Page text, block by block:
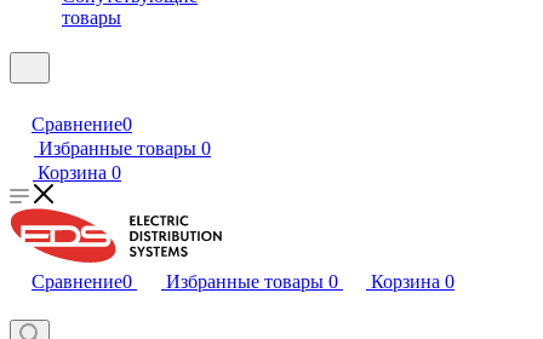
товары
Сравнение0
Избранные товары 0
Корзина 0
Сравнение0 Избранные товары 0 Корзина 0